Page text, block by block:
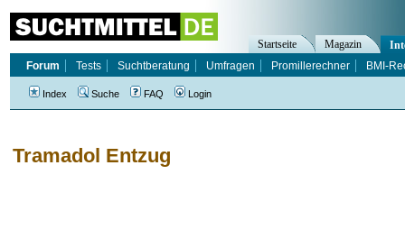
Tramadol Entzug
Startseite Magazin
Forum
Tests Suchtberatung Umfragen Promillerechner BMI-
Index Suche FAQ Login